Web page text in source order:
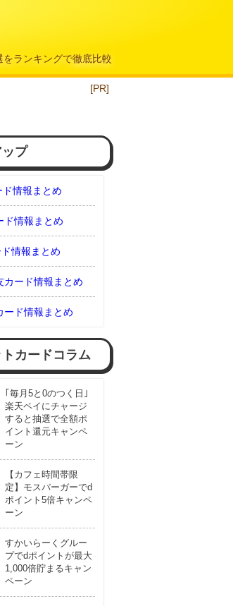
をランキングで徹底比較
[PR]
プ
ド情報まとめ
ド情報まとめ
情報まとめ
カード情報まとめ
ード情報まとめ
カードコラム
｢毎月5と0のつく日｣
楽天ペイにチャージ
すると抽選で全額ポ
イント還元キャンペ
ーン
【カフェ時間帯限
定】モスバーガーでd
ポイント5倍キャンペ
ーン
すかいらーくグルー
プでdポイントが最大
1,000倍貯まるキャン
ペーン